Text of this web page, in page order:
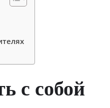
с собой